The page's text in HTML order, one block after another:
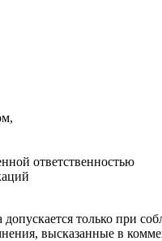
ответственностью
только при
высказанные в